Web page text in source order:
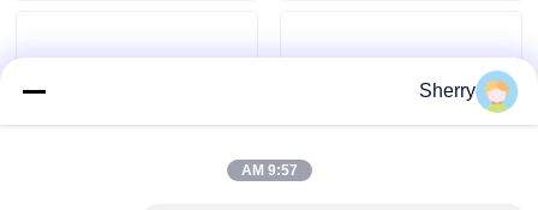
مدونة
Sherry
9:57 AM